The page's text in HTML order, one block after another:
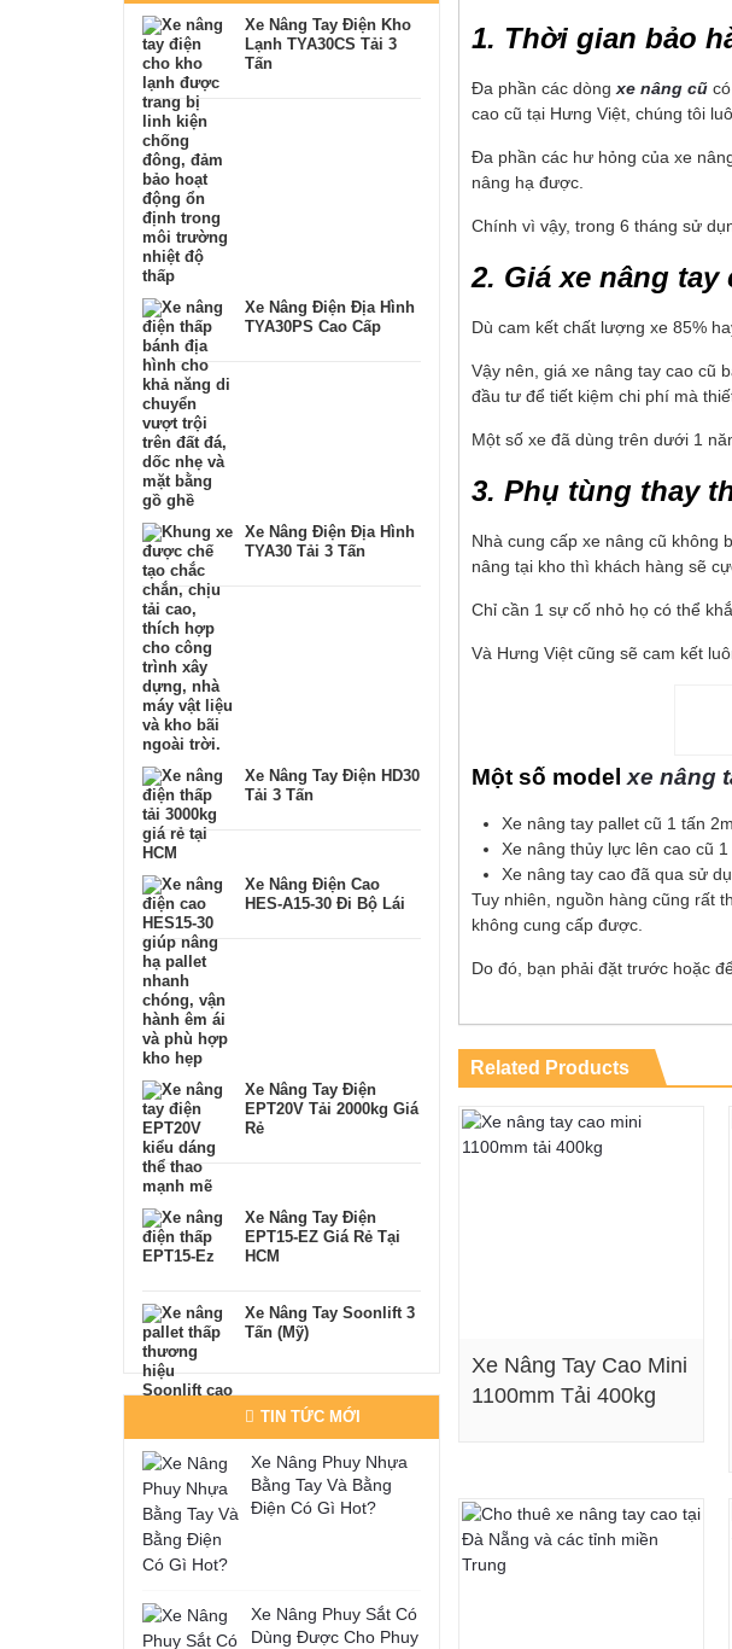
1. Thời gian bảo
Đa phần các dòng xe nâng cũcó
cao cũ tại Hưng Việt, chúng tôi
Đa phần các hư hỏng của xe
nâng hạ được.
Chính vì vậy, trong 6 tháng sử
2. Giá xe nâng
Dù cam kết chất lượng xe 85%
Vậy nên, giá xe nâng tay cao cũ
đầu tư để tiết kiệm chi phí mà
Một số xe đã dùng trên dưới 1
3. Phụ tùng thay
Nhà cung cấp xe nâng cũ không
nâng tại kho thì khách hàng sẽ
Chỉ cần 1 sự cố nhỏ họ có thể
Và Hưng Việt cũng sẽ cam kết
Một số modelxe nâng
Xe nâng tay pallet cũ 1 tấn
Xe nâng thủy lực lên cao cũ 1
Xe nâng tay cao đã qua sử
Tuy nhiên, nguồn hàng cũng rất
không cung cấp được.
Do đó, bạn phải đặt trước hoặc
Related Products
Xe Nâng Tay Cao Mini
1100mm Tải 400kg
Xe Nâng Tay Điện Kho
Lạnh TYA30CS Tải 3
Tấn
Xe Nâng Điện Địa Hình
TYA30PS Cao Cấp
Xe Nâng Điện Địa Hình
TYA30 Tải 3 Tấn
Xe Nâng Tay Điện HD30
Tải 3 Tấn
Xe Nâng Điện Cao
HES-A15-30 Đi Bộ Lái
Xe Nâng Tay Điện
EPT20V Tải 2000kg Giá
Rẻ
Xe Nâng Tay Điện
EPT15-EZ Giá Rẻ Tại
HCM
Xe Nâng Tay Soonlift 3
Tấn (Mỹ)
TIN TỨC MỚI
Xe Nâng Phuy Nhựa
Bằng Tay Và Bằng
Điện Có Gì Hot?
Xe Nâng Phuy Sắt Có
Dùng Được Cho Phuy